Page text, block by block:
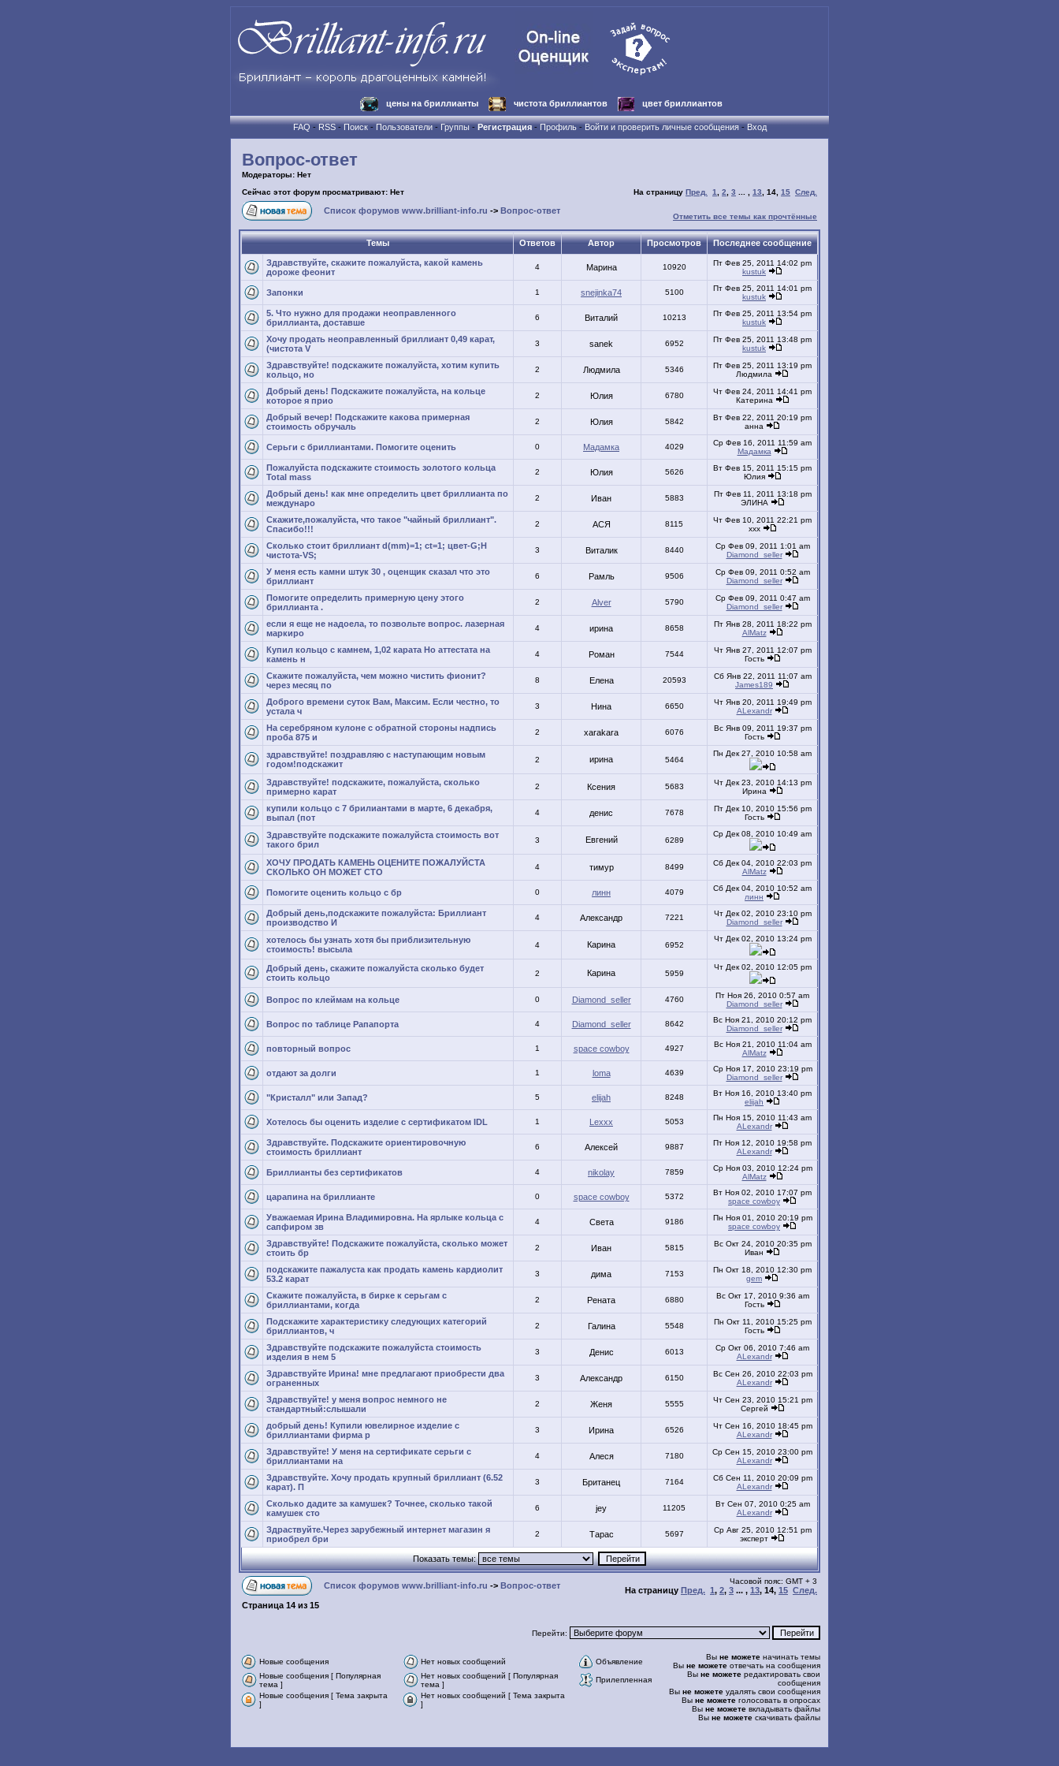
цены на бриллианты чистота бриллиантов цвет бриллиантов
FAQ-RSS-Поиск-Пользователи-Группы-Регистрация -Профиль-Войти и проверить личные сообщения-Вход
Вопрос-ответ
Модераторы: Нет
Сейчас этот форум просматривают: Нет
На страницу Пред. 1 2 3 13 14 15 След.
Список форумов www.brilliant-info.ru -> Вопрос-ответ
Отметить все темы как прочтённые
Темы Ответов Автор Просмотров Последнее сообщение
Здравствуйте, скажите пожалуйста, какой камень
дороже феонит
4 Марина 10920
Пт Фев 25, 2011 14:02 pm
kustuk
Запонки 1 snejinka74 5100
Пт Фев 25, 2011 14:01 pm
kustuk
5. Что нужно для продажи неоправленного
бриллианта, доставше
6 Виталий 10213
Пт Фев 25, 2011 13:54 pm
kustuk
Хочу продать неоправленный бриллиант 0,49 карат,
(чистота V
3 sanek 6952
Пт Фев 25, 2011 13:48 pm
kustuk
Здравствуйте! подскажите пожалуйста, хотим купить
кольцо, но
2 Людмила 5346
Пт Фев 25, 2011 13:19 pm
Людмила
Добрый день! Подскажите пожалуйста, на кольце
которое я прио
2 Юлия 6780
Чт Фев 24, 2011 14:41 pm
Катерина
Добрый вечер! Подскажите какова примерная
стоимость обручаль
2 Юлия 5842
Вт Фев 22, 2011 20:19 pm
анна
Серьги с бриллиантами. Помогите оценить 0 Мадамка 4029
Ср Фев 16, 2011 11:59 am
Мадамка
Пожалуйста подскажите стоимость золотого кольца
Total mass
2 Юлия 5626
Вт Фев 15, 2011 15:15 pm
Юлия
Добрый день! как мне определить цвет бриллианта по
междунаро
2 Иван 5883
Пт Фев 11, 2011 13:18 pm
ЭЛИНА
Скажите,пожалуйста, что такое "чайный бриллиант".
Спасибо!!!
2 АСЯ 8115
Чт Фев 10, 2011 22:21 pm
xxx
Сколько стоит бриллиант d(mm)=1; ct=1; цвет-G;H
чистота-VS;
3 Виталик 8440
Ср Фев 09, 2011 1:01 am
Diamond_seller
У меня есть камни штук 30 , оценщик сказал что это
бриллиант
6 Рамль 9506
Ср Фев 09, 2011 0:52 am
Diamond_seller
Помогите определить примерную цену этого
бриллианта .
2 Alver 5790
Ср Фев 09, 2011 0:47 am
Diamond_seller
если я еще не надоела, то позвольте вопрос. лазерная
маркиро
4 ирина 8658
Пт Янв 28, 2011 18:22 pm
AlMatz
Купил кольцо с камнем, 1,02 карата Но аттестата на
камень н
4 Роман 7544
Чт Янв 27, 2011 12:07 pm
Гость
Скажите пожалуйста, чем можно чистить фионит?
через месяц по
8 Елена 20593
Сб Янв 22, 2011 11:07 am
James189
Доброго времени суток Вам, Максим. Если честно, то
устала ч
3 Нина 6650
Чт Янв 20, 2011 19:49 pm
ALexandr
На серебряном кулоне с обратной стороны надпись
проба 875 и
2 xarakara 6076
Вс Янв 09, 2011 19:37 pm
Гость
здравствуйте! поздравляю с наступающим новым
годом!подскажит
2 ирина 5464
Пн Дек 27, 2010 10:58 am
Здравствуйте! подскажите, пожалуйста, сколько
примерно карат
2 Ксения 5683
Чт Дек 23, 2010 14:13 pm
Ирина
купили кольцо с 7 брилиантами в марте, 6 декабря,
выпал (пот
4 денис 7678
Пт Дек 10, 2010 15:56 pm
Гость
Здравствуйте подскажите пожалуйста стоимость вот
такого брил
3 Евгений 6289
Ср Дек 08, 2010 10:49 am
ХОЧУ ПРОДАТЬ КАМЕНЬ ОЦЕНИТЕ ПОЖАЛУЙСТА
СКОЛЬКО ОН МОЖЕТ СТО
4 тимур 8499
Сб Дек 04, 2010 22:03 pm
AlMatz
Помогите оценить кольцо с бр 0 линн 4079
Сб Дек 04, 2010 10:52 am
линн
Добрый день,подскажите пожалуйста: Бриллиант
производство И
4 Александр 7221
Чт Дек 02, 2010 23:10 pm
Diamond_seller
хотелось бы узнать хотя бы приблизительную
стоимость! высыла
4 Карина 6952
Чт Дек 02, 2010 13:24 pm
Добрый день, скажите пожалуйста сколько будет
стоить кольцо
2 Карина 5959
Чт Дек 02, 2010 12:05 pm
Вопрос по клеймам на кольце 0 Diamond_seller 4760
Пт Ноя 26, 2010 0:57 am
Diamond_seller
Вопрос по таблице Рапапорта 4 Diamond_seller 8642
Вс Ноя 21, 2010 20:12 pm
Diamond_seller
повторный вопрос 1 space cowboy 4927
Вс Ноя 21, 2010 11:04 am
AlMatz
отдают за долги 1 loma 4639
Ср Ноя 17, 2010 23:19 pm
Diamond_seller
"Кристалл" или Запад? 5 elijah 8248
Вт Ноя 16, 2010 13:40 pm
elijah
Хотелось бы оценить изделие с сертификатом IDL 1 Lexxx 5053
Пн Ноя 15, 2010 11:43 am
ALexandr
Здравствуйте. Подскажите ориентировочную
стоимость бриллиант
6 Алексей 9887
Пт Ноя 12, 2010 19:58 pm
ALexandr
Бриллианты без сертификатов 4 nikolay 7859
Ср Ноя 03, 2010 12:24 pm
AlMatz
царапина на бриллианте 0 space cowboy 5372
Вт Ноя 02, 2010 17:07 pm
space cowboy
Уважаемая Ирина Владимировна. На ярлыке кольца с
сапфиром зв
4 Света 9186
Пн Ноя 01, 2010 20:19 pm
space cowboy
Здравствуйте! Подскажите пожалуйста, сколько может
стоить бр
2 Иван 5815
Вс Окт 24, 2010 20:35 pm
Иван
подскажите пажалуста как продать камень кардиолит
53.2 карат
3 дима 7153
Пн Окт 18, 2010 12:30 pm
gem
Скажите пожалуйста, в бирке к серьгам с
бриллиантами, когда
2 Рената 6880
Вс Окт 17, 2010 9:36 am
Гость
Подскажите характеристику следующих категорий
бриллиантов, ч
2 Галина 5548
Пн Окт 11, 2010 15:25 pm
Гость
Здравствуйте подскажите пожалуйста стоимость
изделия в нем 5
3 Денис 6013
Ср Окт 06, 2010 7:46 am
ALexandr
Здравствуйте Ирина! мне предлагают приобрести два
ограненных
3 Александр 6150
Вс Сен 26, 2010 22:03 pm
ALexandr
Здравствуйте! у меня вопрос немного не
стандартный:слышали
2 Женя 5555
Чт Сен 23, 2010 15:21 pm
Сергей
добрый день! Купили ювелирное изделие с
бриллиантами фирма p
3 Ирина 6526
Чт Сен 16, 2010 18:45 pm
ALexandr
Здравствуйте! У меня на сертификате серьги с
бриллиантами на
4 Алеся 7180
Ср Сен 15, 2010 23:00 pm
ALexandr
Здравствуйте. Хочу продать крупный бриллиант (6.52
карат). П
3 Британец 7164
Сб Сен 11, 2010 20:09 pm
ALexandr
Сколько дадите за камушек? Точнее, сколько такой
камушек сто
6 jey 11205
Вт Сен 07, 2010 0:25 am
ALexandr
Здраствуйте.Через зарубежный интернет магазин я
приобрел бри
2 Тарас 5697
Ср Авг 25, 2010 12:51 pm
эксперт
Показать темы:
Список форумов www.brilliant-info.ru -> Вопрос-ответ Часовой пояс: GMT + 3
На страницу Пред. 1, 2, 3 ... , 13, 14, 15 След.
Страница 14 из 15
Перейти:
Новые сообщения Нет новых сообщений
Объявление
Новые сообщения [ Популярная
тема ]
Нет новых сообщений [ Популярная
тема ]
Прилепленная
Новые сообщения [ Тема закрыта
]
Нет новых сообщений [ Тема закрыта
]
Вы не можете начинать темы
Вы не можете отвечать на сообщения
Вы не можете редактировать свои
сообщения
Вы не можете удалять свои сообщения
Вы не можете голосовать в опросах
Вы не можете вкладывать файлы
Вы не можете скачивать файлы